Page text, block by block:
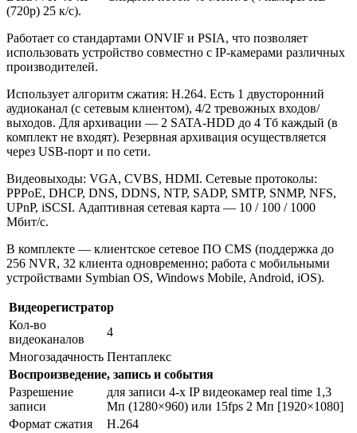
(720р) 25 к/с).
Работает со стандартами ONVIF и PSIA, что позволяет
использовать устройство совместно с IP-камерами различных
производителей.
Использует алгоритм сжатия: Н.264. Есть 1 двусторонний
аудиоканал (с сетевым клиентом), 4/2 тревожных входов/
выходов. Для архивации — 2 SATA-HDD до 4 Тб каждый (в
комплект не входят). Резервная архивация осуществляется
через USB-порт и по сети.
Видеовыходы: VGA, CVBS, HDMI. Сетевые протоколы:
PPPoE, DHCP, DNS, DDNS, NTP, SADP, SMTP, SNMP, NFS,
UPnP, iSCSI. Адаптивная сетевая карта — 10 / 100 / 1000
Мбит/с.
В комплекте — клиентское сетевое ПО CMS (поддержка до
256 NVR, 32 клиента одновременно; работа с мобильными
устройствами Symbian OS, Windows Mobile, Android, iOS).
Видеорегистратор
Кол-во
видеоканалов
4
Многозадачность Пентаплекс
Воспроизведение, запись и события
Разрешение
записи
для записи 4-х IP видеокамер real time 1,3
Мп (1280×960) или 15fps 2 Мп [1920×1080]
Формат сжатия
Н.264